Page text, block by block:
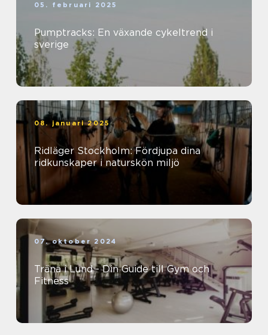
05. februari 2025
Pumptracks: En växande cykeltrend i
sverige
08. januari 2025
Ridläger Stockholm: Fördjupa dina
ridkunskaper i naturskön miljö
07. oktober 2024
Träna i Lund - Din Guide till Gym och
Fitness